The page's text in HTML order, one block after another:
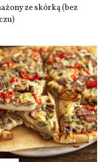
ze skórką (bez